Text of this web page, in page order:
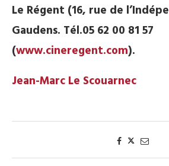
Le Régent (16, rue de
Gaudens. Tél.05 62 00 81 57
(www.cineregent.com).
Jean-Marc Le Scouarnec